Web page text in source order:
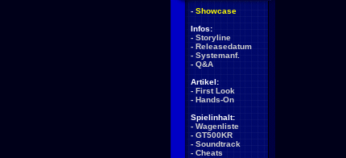
- Showcase
Infos:
- Storyline
- Releasedatum
- Systemanf.
- Q&A
Artikel:
- First Look
- Hands-On
Spielinhalt:
- Wagenliste
- GT500KR
- Soundtrack
- Cheats